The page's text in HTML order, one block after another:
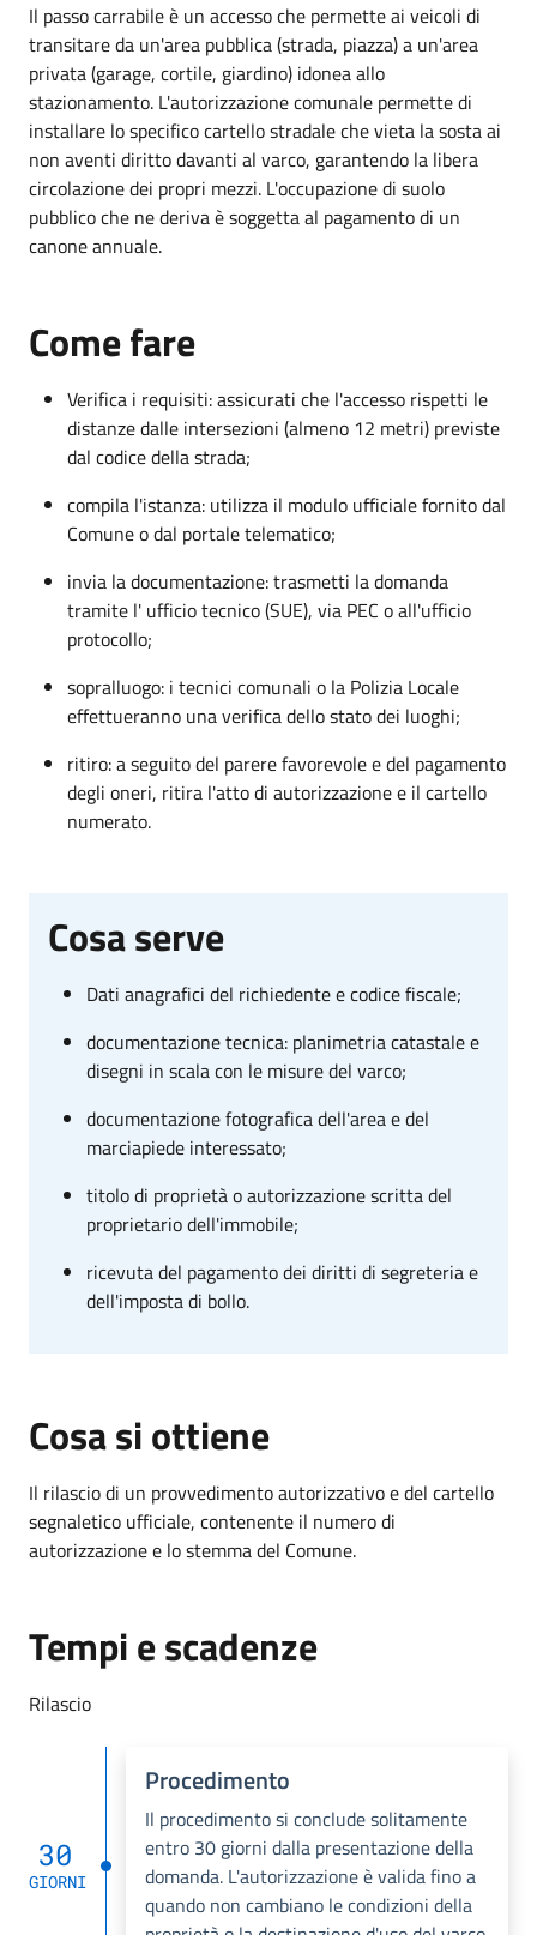
Il passo carrabile è un accesso che permette ai veicoli di
transitare da un'area pubblica (strada, piazza) a un'area
privata (garage, cortile, giardino) idonea allo
stazionamento. L'autorizzazione comunale permette di
installare lo specifico cartello stradale che vieta la sosta ai
non aventi diritto davanti al varco, garantendo la libera
circolazione dei propri mezzi. L'occupazione di suolo
pubblico che ne deriva è soggetta al pagamento di un
canone annuale.
Come fare
Verifica i requisiti: assicurati che l'accesso rispetti le
distanze dalle intersezioni (almeno 12 metri) previste
dal codice della strada;
compila l'istanza: utilizza il modulo ufficiale fornito dal
Comune o dal portale telematico;
invia la documentazione: trasmetti la domanda
tramite l' ufficio tecnico (SUE), via PEC o all'ufficio
protocollo;
sopralluogo: i tecnici comunali o la Polizia Locale
effettueranno una verifica dello stato dei luoghi;
ritiro: a seguito del parere favorevole e del pagamento
degli oneri, ritira l'atto di autorizzazione e il cartello
numerato.
Cosa serve
Dati anagrafici del richiedente e codice fiscale;
documentazione tecnica: planimetria catastale e
disegni in scala con le misure del varco;
documentazione fotografica dell'area e del
marciapiede interessato;
titolo di proprietà o autorizzazione scritta del
proprietario dell'immobile;
ricevuta del pagamento dei diritti di segreteria e
dell'imposta di bollo.
Cosa si ottiene
Il rilascio di un provvedimento autorizzativo e del cartello
segnaletico ufficiale, contenente il numero di
autorizzazione e lo stemma del Comune.
Tempi e scadenze
Rilascio
30
GIORNI
Procedimento
Il procedimento si conclude solitamente
entro 30 giorni dalla presentazione della
domanda. L'autorizzazione è valida fino a
quando non cambiano le condizioni della